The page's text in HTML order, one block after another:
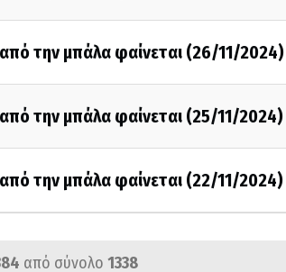
την μπάλα φαίνεται (26/11/2024)
την μπάλα φαίνεται (25/11/2024)
την μπάλα φαίνεται (22/11/2024)
από σύνολο 1338